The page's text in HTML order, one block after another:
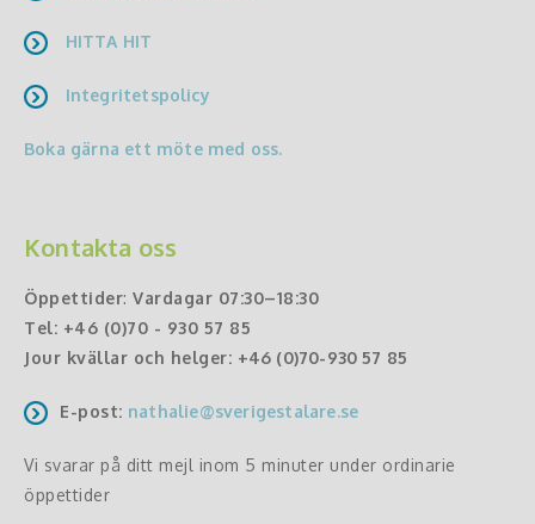
HITTA HIT
Integritetspolicy
Boka gärna ett möte med oss.
Kontakta oss
Öppettider: Vardagar 07:30–18:30
Tel: +46 (0)70 - 930 57 85
Jour kvällar och helger: +46 (0)70-930 57 85
E-post: nathalie@sverigestalare.se
Vi svarar på ditt mejl inom 5 minuter under ordinarie
öppettider